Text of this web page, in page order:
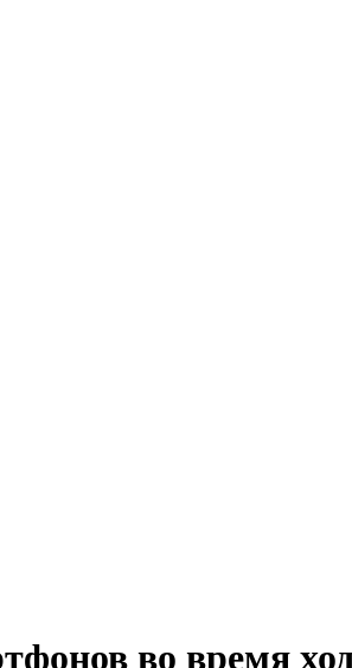
во время